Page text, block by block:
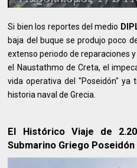
Si bien los reportes del medio
baja del buque se produjo poco
extenso periodo de reparaciones
el Naustathmo de Creta, el
vida operativa del "Poseidón" ya
historia naval de Grecia.
El Histórico Viaje de
Submarino Griego Poseidón